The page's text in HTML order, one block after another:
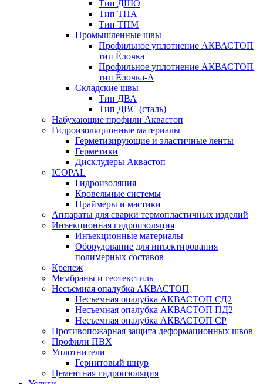
Тип ДШО
Тип ТПА
Тип ТПМ
Промышленные швы
Профильное уплотнение АКВАСТОП
тип Ёлочка
Профильное уплотнение АКВАСТОП
тип Ёлочка-А
Складские швы
Тип ДВА
Тип ДВС (сталь)
Набухающие профили Аквастоп
Гидроизоляционные материалы
Герметизирующие и эластичные ленты
Герметики
Дисклудеры Аквастоп
ICOPAL
Гидроизоляция
Кровельные системы
Праймеры и мастики
Аппараты для сварки термопластичных изделий
Инъекционная гидроизоляция
Инъекционные материалы
Оборудование для инъектирования
полимерных составов
Крепеж
Мембраны и геотекстиль
Несъемная опалубка АКВАСТОП
Несъемная опалубка АКВАСТОП СД2
Несъемная опалубка АКВАСТОП ПД2
Несъемная опалубка АКВАСТОП СР
Противопожарная защита деформационных швов
Профили ПВХ
Уплотнители
Гернитовый шнур
Цементная гидроизоляция